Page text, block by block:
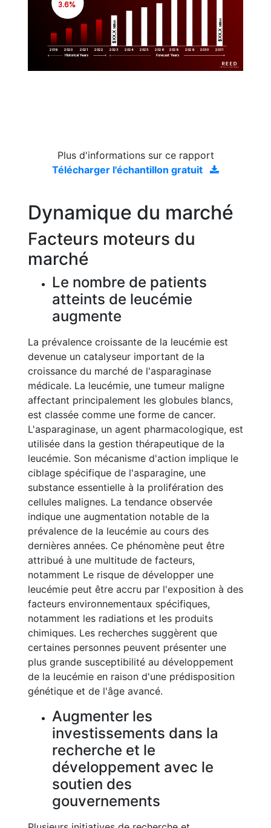
2019 2020 2021 2022 2023 2024 2025 2026 2028 2029 2030 2031
$XX.X
Million
$XX.X
Million
3.6%
Historical Years Forecast Years
Plus d'informations sur ce rapport
Télécharger l'échantillon gratuit
Dynamique du marché
Facteurs moteurs du
marché
Le nombre de patients
atteints de leucémie
augmente
La prévalence croissante de la leucémie est
devenue un catalyseur important de la
croissance du marché de l'asparaginase
médicale. La leucémie, une tumeur maligne
affectant principalement les globules blancs,
est classée comme une forme de cancer.
L'asparaginase, un agent pharmacologique, est
utilisée dans la gestion thérapeutique de la
leucémie. Son mécanisme d'action implique le
ciblage spécifique de l'asparagine, une
substance essentielle à la prolifération des
cellules malignes. La tendance observée
indique une augmentation notable de la
prévalence de la leucémie au cours des
dernières années. Ce phénomène peut être
attribué à une multitude de facteurs,
notamment Le risque de développer une
leucémie peut être accru par l'exposition à des
facteurs environnementaux spécifiques,
notamment les radiations et les produits
chimiques. Les recherches suggèrent que
certaines personnes peuvent présenter une
plus grande susceptibilité au développement
de la leucémie en raison d'une prédisposition
génétique et de l'âge avancé.
Augmenter les
investissements dans la
recherche et le
développement avec le
soutien des
gouvernements